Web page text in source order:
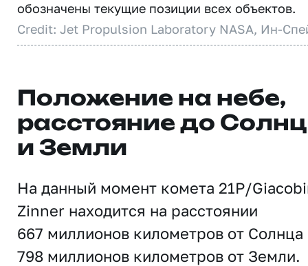
обозначены текущие позиции всех объектов.
Credit: Jet Propulsion Laboratory NASA, Ин-
Положение на небе,
расстояние до
и Земли
На данный момент комета 21P/
Zinner находится на расстоянии
667 миллионов километров от Солнца
798 миллионов километров от Земли.